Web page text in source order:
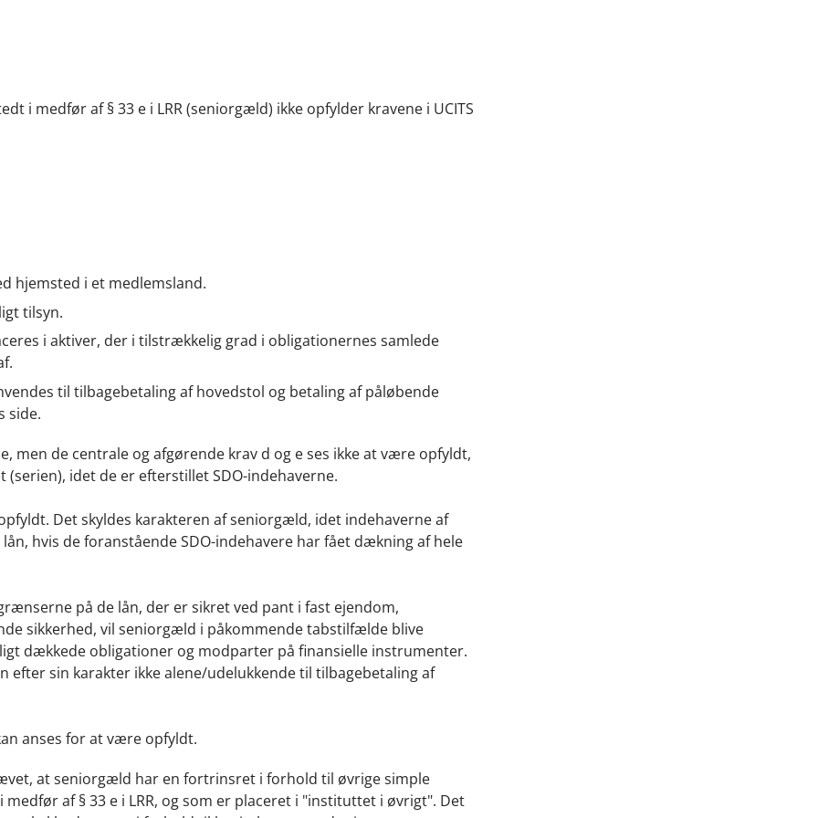
i medfør af § 33 e i LRR (seniorgæld) ikke opfylder kravene i UCITS
hjemsted i et medlemsland.
tilsyn.
i aktiver, der i tilstrækkelig grad i obligationernes samlede
til tilbagebetaling af hovedstol og betaling af påløbende
side.
men de centrale og afgørende krav d og e ses ikke at være opfyldt,
idet de er efterstillet SDO-indehaverne.
Det skyldes karakteren af seniorgæld, idet indehaverne af
hvis de foranstående SDO-indehavere har fået dækning af hele
på de lån, der er sikret ved pant i fast ejendom,
sikkerhed, vil seniorgæld i påkommende tabstilfælde blive
dækkede obligationer og modparter på finansielle instrumenter.
sin karakter ikke alene/udelukkende til tilbagebetaling af
anses for at være opfyldt.
at seniorgæld har en fortrinsret i forhold til øvrige simple
af § 33 e i LRR, og som er placeret i "instituttet i øvrigt". Det